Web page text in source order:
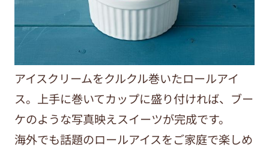
アイスクリームをクルクル巻いたロールアイ
ス。上手に巻いてカップに盛り付ければ、ブー
ケのような写真映えスイーツが完成です。
海外でも話題のロールアイスをご家庭で楽しめ